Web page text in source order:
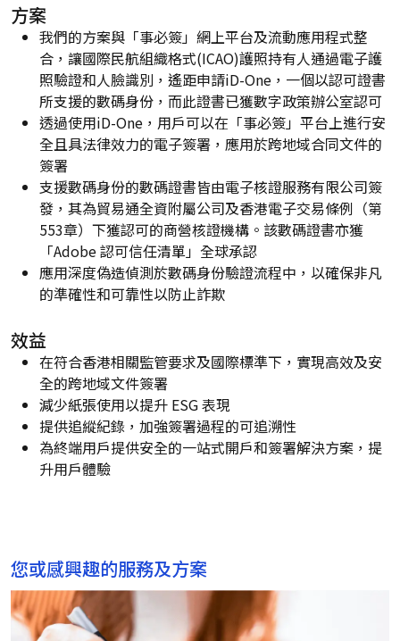
方案
我們的方案與「事必簽」網上平台及流動應用程式整
合，讓國際民航組織格式(ICAO)護照持有人通過電子護
照驗證和人臉識別，遙距申請iD-One，一個以認可證書
所支援的數碼身份，而此證書已獲數字政策辦公室認可
透過使用iD-One，用戶可以在「事必簽」平台上進行安
全且具法律效力的電子簽署，應用於跨地域合同文件的
簽署
支援數碼身份的數碼證書皆由電子核證服務有限公司簽
發，其為貿易通全資附屬公司及香港電子交易條例（第
553章）下獲認可的商營核證機構。該數碼證書亦獲
「Adobe 認可信任清單」全球承認
應用深度偽造偵測於數碼身份驗證流程中，以確保非凡
的準確性和可靠性以防止詐欺
效益
在符合香港相關監管要求及國際標準下，實現高效及安
全的跨地域文件簽署
減少紙張使用以提升 ESG 表現
提供追縱紀錄，加強簽署過程的可追溯性
為終端用戶提供安全的一站式開戶和簽署解決方案，提
升用戶體驗
您或感興趣的服務及方案